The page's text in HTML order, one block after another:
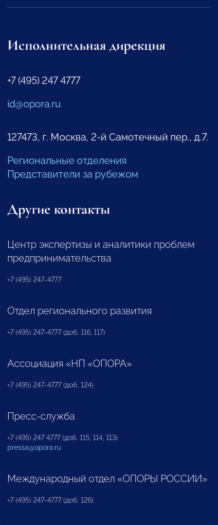
Исполнительная дирекция
+7 (495) 247 4777
id@opora.ru
127473, г. Москва, 2-й Самотечный пер., д.7.
Региональные отделения
Представители за рубежом
Другие контакты
Центр экспертизы и аналитики проблем
предпринимательства
+7 (495) 247-4777
Отдел регионального развития
+7 (495) 247-4777 (доб. 116, 117)
Ассоциация «НП «ОПОРА»
+7 (495) 247-4777 (доб. 124)
Пресс-служба
+7 (495) 247 4777 (доб. 115, 114, 113)
pressa@opora.ru
Международный отдел «ОПОРЫ РОССИИ»
+7 (495) 247-4777 (доб. 126)